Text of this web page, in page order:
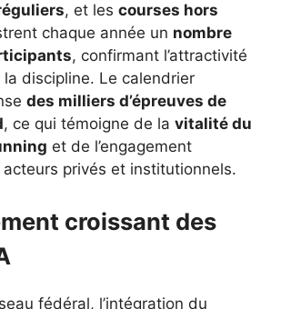
, et les courses hors
chaque année un nombre
, confirmant l’attractivité
discipline. Le calendrier
des milliers d’épreuves de
, ce qui témoigne de la vitalité du
et de l’engagement
privés et institutionnels.
croissant des
fédéral, l’intégration du